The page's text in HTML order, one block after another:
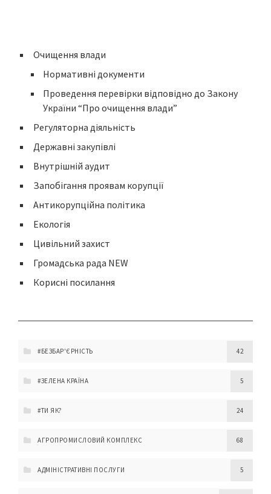
Очищення влади
Нормативні документи
Проведення перевірки відповідно до Закону
України “Про очищення влади”
Регуляторна діяльність
Державні закупівлі
Внутрішній аудит
Запобігання проявам корупції
Антикорупційна політика
Екологія
Цивільний захист
Громадська рада NEW
Корисні посилання
#БЕЗБАР'ЄРНІСТЬ 42
#ЗЕЛЕНА КРАЇНА 5
#ТИ ЯК? 24
АГРОПРОМИСЛОВИЙ КОМПЛЕКС 68
АДМІНІСТРАТИВНІ ПОСЛУГИ 5